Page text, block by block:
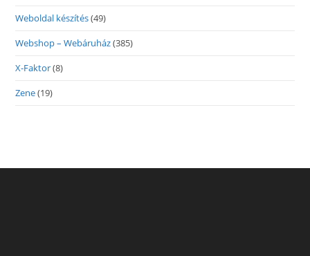
Weboldal készítés(49)
Webshop – Webáruház(385)
X-Faktor(8)
Zene(19)